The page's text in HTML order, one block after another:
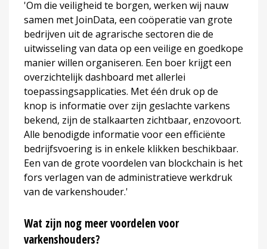
'Om die veiligheid te borgen, werken wij nauw
samen met JoinData, een coöperatie van grote
bedrijven uit de agrarische sectoren die de
uitwisseling van data op een veilige en goedkope
manier willen organiseren. Een boer krijgt een
overzichtelijk dashboard met allerlei
toepassingsapplicaties. Met één druk op de
knop is informatie over zijn geslachte varkens
bekend, zijn de stalkaarten zichtbaar, enzovoort.
Alle benodigde informatie voor een efficiënte
bedrijfsvoering is in enkele klikken beschikbaar.
Een van de grote voordelen van blockchain is het
fors verlagen van de administratieve werkdruk
van de varkenshouder.'
Wat zijn nog meer voordelen voor
varkenshouders?